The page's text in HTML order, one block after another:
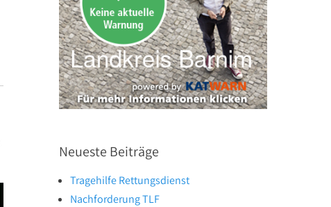
Neueste Beiträge
Tragehilfe Rettungsdienst
Nachforderung TLF